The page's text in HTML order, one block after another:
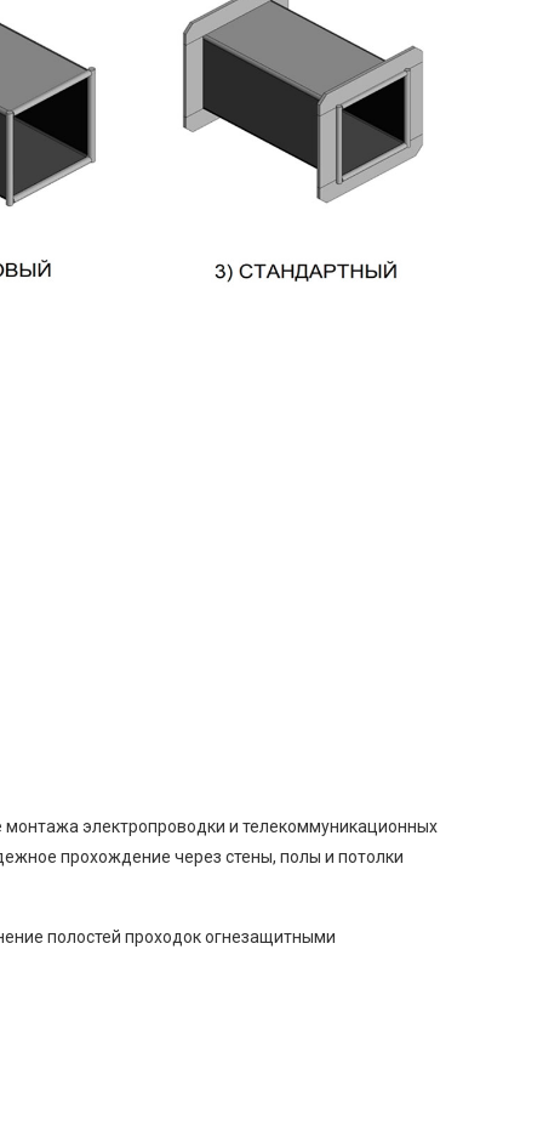
электропроводки и телекоммуникационных
прохождение через стены, полы и потолки
полостей проходок огнезащитными